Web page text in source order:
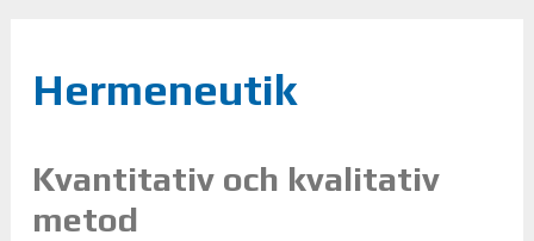
Hermeneutik
Kvantitativ och kvalitativ
metod